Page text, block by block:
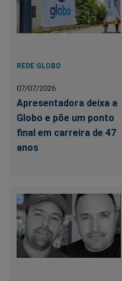
REDE GLOBO
07/07/2026
Apresentadora deixa a
Globo e põe um ponto
final em carreira de 47
anos